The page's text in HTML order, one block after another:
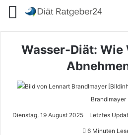
Menü
Wasser-Diät: Wie
Brandlmayer
Dienstag, 19 August 2025 Letztes
6 Minuten